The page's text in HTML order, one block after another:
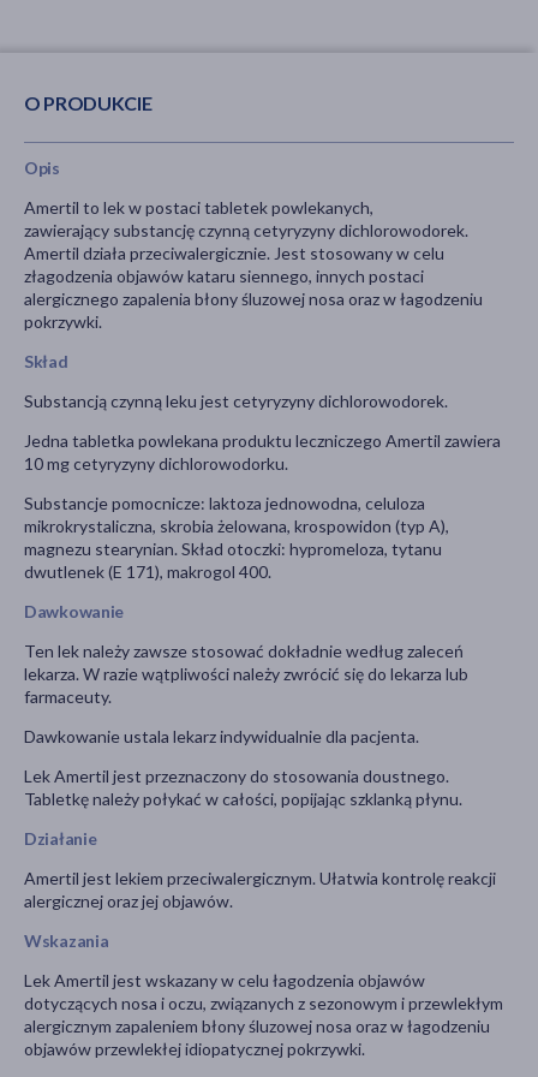
O PRODUKCIE
Opis
Amertil to lek w postaci tabletek powlekanych,
zawierający substancję czynną cetyryzyny dichlorowodorek.
Amertil działa przeciwalergicznie. Jest stosowany w celu
złagodzenia objawów kataru siennego, innych postaci
alergicznego zapalenia błony śluzowej nosa oraz w łagodzeniu
pokrzywki.
Skład
Substancją czynną leku jest cetyryzyny dichlorowodorek.
Jedna tabletka powlekana produktu leczniczego Amertil zawiera
10 mg cetyryzyny dichlorowodorku.
Substancje pomocnicze: laktoza jednowodna, celuloza
mikrokrystaliczna, skrobia żelowana, krospowidon (typ A),
magnezu stearynian. Skład otoczki: hypromeloza, tytanu
dwutlenek (E 171), makrogol 400.
Dawkowanie
Ten lek należy zawsze stosować dokładnie według zaleceń
lekarza. W razie wątpliwości należy zwrócić się do lekarza lub
farmaceuty.
Dawkowanie ustala lekarz indywidualnie dla pacjenta.
Lek Amertil jest przeznaczony do stosowania doustnego.
Tabletkę należy połykać w całości, popijając szklanką płynu.
Działanie
Amertil jest lekiem przeciwalergicznym. Ułatwia kontrolę reakcji
alergicznej oraz jej objawów.
Wskazania
Lek Amertil jest wskazany w celu łagodzenia objawów
dotyczących nosa i oczu, związanych z sezonowym i przewlekłym
alergicznym zapaleniem błony śluzowej nosa oraz w łagodzeniu
objawów przewlekłej idiopatycznej pokrzywki.